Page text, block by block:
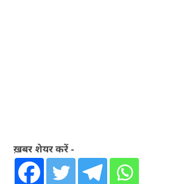
ख़बर शेयर करें -